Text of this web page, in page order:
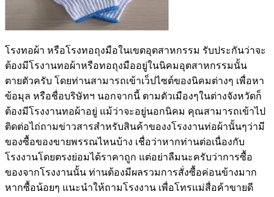
โรงทอผ้า หรือโรงทอถุงมือในเขตอุตสาหกรรม รับประกันว่าจะ
ต้องมีโรงานทอผ้าหรือทอถุงมืออยู่ในนิคมอุตสาหกรรมนั้น
ตายตัวครับ โดยท่านสามารถเข้าเว็ปไซต์ของนิคมต่างๆ เพื่อหา
ข้อมุล หรือชื่อบริษัทฯ นอกจากนี้ ตามตัวเมืองๆในต่างจังหวัดก็
ต้องมีโรงงานทอผ้าอยู่ แม้ว่าจะอยู่นอกนิคม คุณสามารถเข้าไป
ติดต่อไถ่ถามข่าวสารสำหรับสินค้าของงโรงงานท่อผ้านั้นๆว่ามี
ของซื้อของขายพรรณไหนบ้าง เชื่อว่าหากท่านต่อเนื่องกับ
โรงงานโดยตรงย่อมได้ราคาถูก แต่อย่าลืมนะครับว่าการซื้อ
ของจากโรงงานนั้น ท่านต้องมีผลรวมการสั่งซื้อค่อนข้างมาก
หากซื้อน้อยๆ แนะนำให้ถามโรงงาน เพื่อโทรแม่สื่อค้าขายดี